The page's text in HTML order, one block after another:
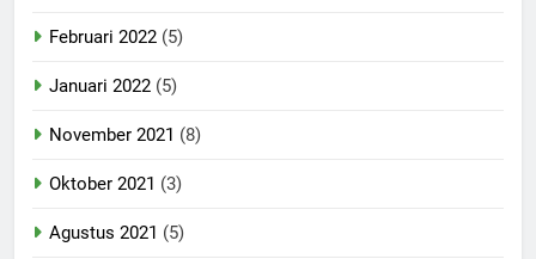
Februari 2022 (5)
Januari 2022 (5)
November 2021 (8)
Oktober 2021 (3)
Agustus 2021 (5)